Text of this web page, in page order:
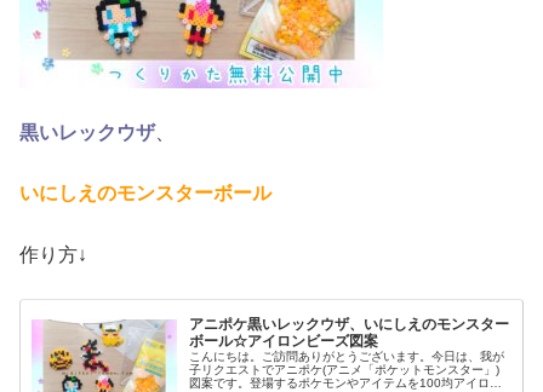
黒いレックウザ、
いにしえのモンスターボール
作り方↓
アニポケ黒いレックウザ、いにしえのモンスター
ボール☆アイロンビーズ図案
こんにちは。ご訪問ありがとうございます。今日は、我が
子リクエストでアニポケ(アニメ「ポケットモンスター」)
図案です。登場するポケモンやアイテムを100均アイロン